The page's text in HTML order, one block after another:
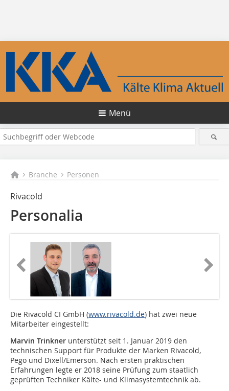
Menü
Branche Personen
Rivacold
Personalia
Die Rivacold CI GmbH (www.rivacold.de) hat zwei neue
Mitarbeiter eingestellt:
Marvin Trinkner unterstützt seit 1. Januar 2019 den
technischen Support für Produkte der Marken Rivacold,
Pego und Dixell/Emerson. Nach ersten praktischen
Erfahrungen legte er 2018 seine Prüfung zum staatlich
geprüften Techniker Kälte- und Klimasystemtechnik ab.